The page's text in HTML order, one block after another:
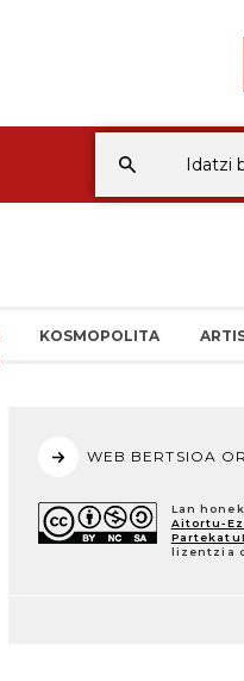
KOSMOPOLITA
WEB BERTSIOA
Lan honek
Aitortu-
lizentzia